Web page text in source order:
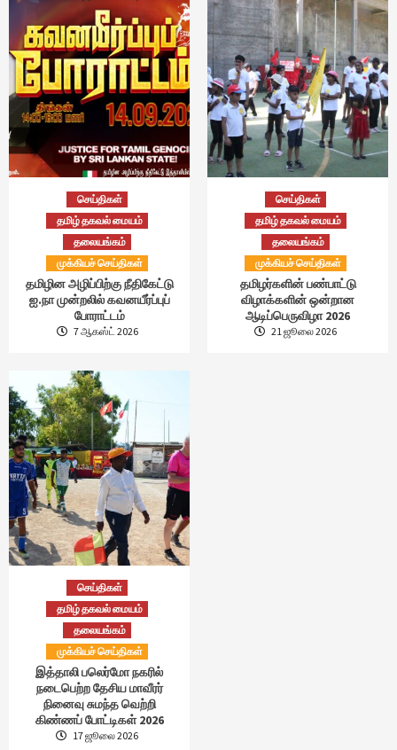
செய்திகள்
தமிழ் தகவல் மையம்
தலையங்கம்
முக்கியச் செய்திகள்
தமிழின அழிப்பிற்கு நீதிகேட்டு
ஐ.நா முன்றலில் கவனயீர்ப்புப்
போராட்டம்
7 ஆகஸ்ட் 2026
செய்திகள்
தமிழ் தகவல் மையம்
தலையங்கம்
முக்கியச் செய்திகள்
தமிழர்களின் பண்பாட்டு
விழாக்களின் ஒன்றான
ஆடிப்பெருவிழா 2026
21 ஜூலை 2026
செய்திகள்
தமிழ் தகவல் மையம்
தலையங்கம்
முக்கியச் செய்திகள்
இத்தாலி பலெர்மோ நகரில்
நடைபெற்ற தேசிய மாவீரர்
நினைவு சுமந்த வெற்றி
கிண்ணப் போட்டிகள் 2026
17 ஜூலை 2026